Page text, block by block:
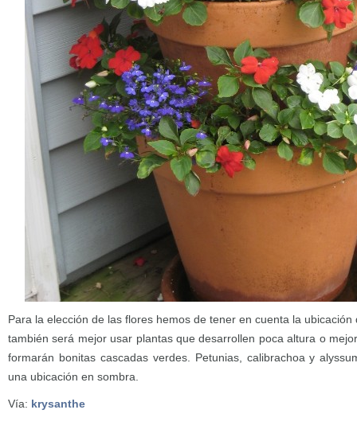
Para la elección de las flores hemos de tener en cuenta la
también será mejor usar plantas que desarrollen poca altura o
formarán bonitas cascadas verdes. Petunias, calibrachoa y
una ubicación en sombra.
Vía: krysanthe